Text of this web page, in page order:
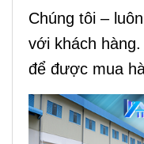
Chúng tôi –
với khách
để được mua